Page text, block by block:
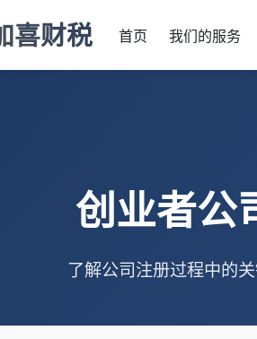
喜财税 首页 我们的服务
创业者公
了解公司注册过程中的